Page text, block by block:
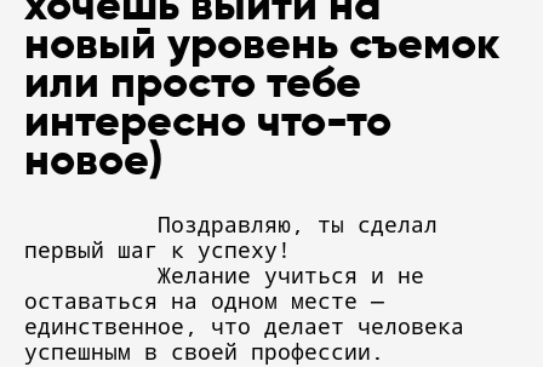
новый уровень съемок
или просто тебе
интересно что-то
новое)
Поздравляю, ты сделал
первый шаг к успеху!
Желание учиться и не
оставаться на одном месте —
единственное, что делает человека
успешным в своей профессии.